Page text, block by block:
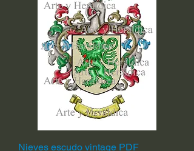
Nieves escudo vintage PDF